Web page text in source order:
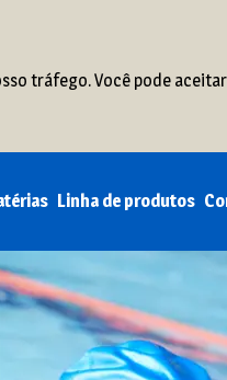
tráfego. Você pode
Linha de produtos